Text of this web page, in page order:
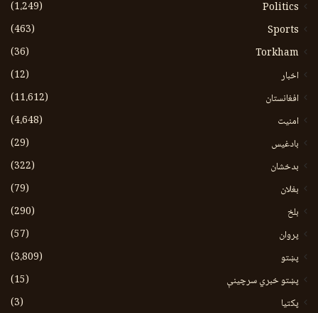
Politics
(1،249)
Sports
(463)
Torkham
(36)
اخبار
(12)
افغانستان
(11،612)
امنیت
(4،648)
بادغیس
(29)
بدخشان
(322)
بغلان
(79)
بلخ
(290)
پروان
(57)
پښتو
(3،809)
پښتو خبري سرچينې
(15)
پکتيا
(3)